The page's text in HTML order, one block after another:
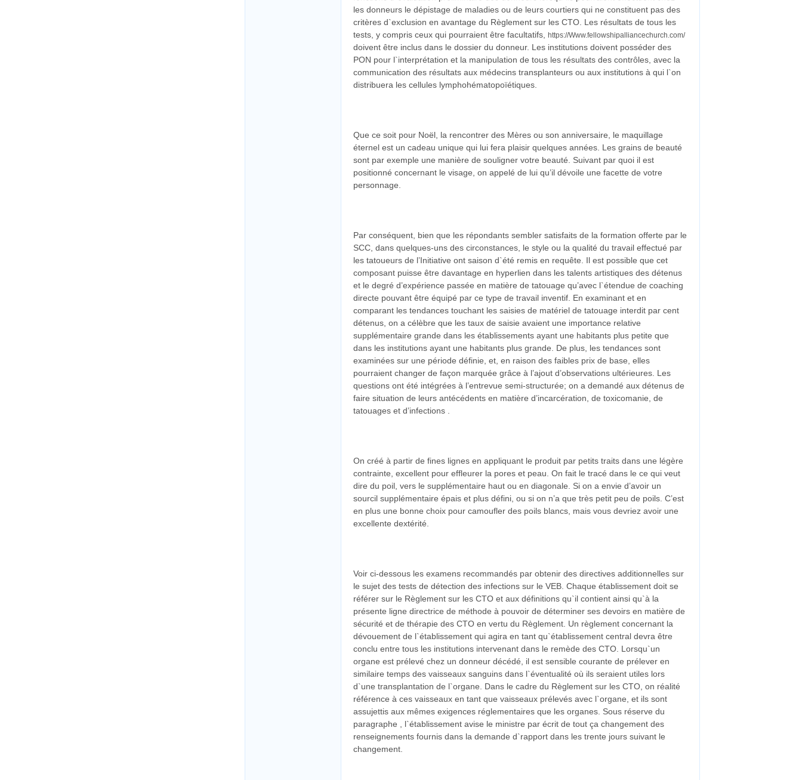
les donneurs le dépistage de maladies ou de leurs courtiers qui ne constituent pas des
critères d`exclusion en avantage du Règlement sur les CTO. Les résultats de tous les
tests, y compris ceux qui pourraient être facultatifs,
https://Www.fellowshipalliancechurch.com/
doivent être inclus dans le dossier du donneur. Les institutions doivent posséder des
PON pour l`interprétation et la manipulation de tous les résultats des contrôles, avec la
communication des résultats aux médecins transplanteurs ou aux institutions à qui l`on
distribuera les cellules lymphohématopoïétiques.
Que ce soit pour Noël, la rencontrer des Mères ou son anniversaire, le maquillage
éternel est un cadeau unique qui lui fera plaisir quelques années. Les grains de beauté
sont par exemple une manière de souligner votre beauté. Suivant par quoi il est
positionné concernant le visage, on appelé de lui qu’il dévoile une facette de votre
personnage.
Par conséquent, bien que les répondants sembler satisfaits de la formation offerte par le
SCC, dans quelques-uns des circonstances, le style ou la qualité du travail effectué par
les tatoueurs de l’Initiative ont saison d`été remis en requête. Il est possible que cet
composant puisse être davantage en hyperlien dans les talents artistiques des détenus
et le degré d’expérience passée en matière de tatouage qu’avec l`étendue de coaching
directe pouvant être équipé par ce type de travail inventif. En examinant et en
comparant les tendances touchant les saisies de matériel de tatouage interdit par cent
détenus, on a célèbre que les taux de saisie avaient une importance relative
supplémentaire grande dans les établissements ayant une habitants plus petite que
dans les institutions ayant une habitants plus grande. De plus, les tendances sont
examinées sur une période définie, et, en raison des faibles prix de base, elles
pourraient changer de façon marquée grâce à l’ajout d’observations ultérieures. Les
questions ont été intégrées à l’entrevue semi-structurée; on a demandé aux détenus de
faire situation de leurs antécédents en matière d’incarcération, de toxicomanie, de
tatouages et d’infections .
On créé à partir de fines lignes en appliquant le produit par petits traits dans une légère
contrainte, excellent pour effleurer la pores et peau. On fait le tracé dans le ce qui veut
dire du poil, vers le supplémentaire haut ou en diagonale. Si on a envie d’avoir un
sourcil supplémentaire épais et plus défini, ou si on n’a que très petit peu de poils. C’est
en plus une bonne choix pour camoufler des poils blancs, mais vous devriez avoir une
excellente dextérité.
Voir ci-dessous les examens recommandés par obtenir des directives additionnelles sur
le sujet des tests de détection des infections sur le VEB. Chaque établissement doit se
référer sur le Règlement sur les CTO et aux définitions qu`il contient ainsi qu`à la
présente ligne directrice de méthode à pouvoir de déterminer ses devoirs en matière de
sécurité et de thérapie des CTO en vertu du Règlement. Un règlement concernant la
dévouement de l`établissement qui agira en tant qu`établissement central devra être
conclu entre tous les institutions intervenant dans le remède des CTO. Lorsqu`un
organe est prélevé chez un donneur décédé, il est sensible courante de prélever en
similaire temps des vaisseaux sanguins dans l`éventualité où ils seraient utiles lors
d`une transplantation de l`organe. Dans le cadre du Règlement sur les CTO, on réalité
référence à ces vaisseaux en tant que vaisseaux prélevés avec l`organe, et ils sont
assujettis aux mêmes exigences réglementaires que les organes. Sous réserve du
paragraphe , l`établissement avise le ministre par écrit de tout ça changement des
renseignements fournis dans la demande d`rapport dans les trente jours suivant le
changement.